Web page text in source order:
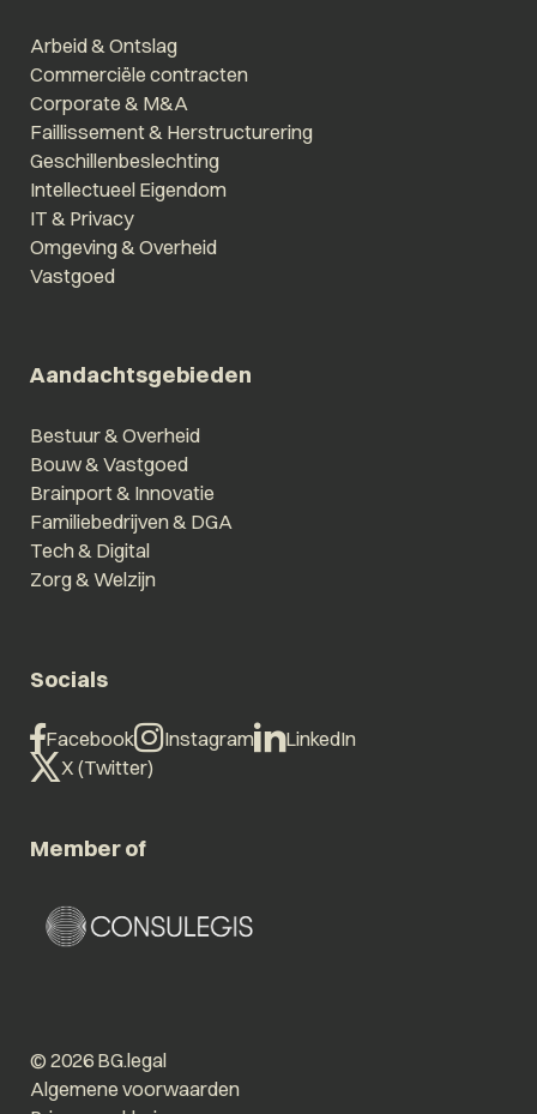
Arbeid & Ontslag
Commerciële contracten
Corporate & M&A
Faillissement & Herstructurering
Geschillenbeslechting
Intellectueel Eigendom
IT & Privacy
Omgeving & Overheid
Vastgoed
Aandachtsgebieden
Bestuur & Overheid
Bouw & Vastgoed
Brainport & Innovatie
Familiebedrijven & DGA
Tech & Digital
Zorg & Welzijn
Socials
Facebook Instagram
LinkedIn
X (Twitter)
Member of
© 2026 BG.legal
Algemene voorwaarden